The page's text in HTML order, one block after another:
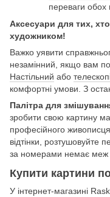
переваги обох
Аксесуари для тих,
художником!
Важко уявити
незамінний, якщо вам
Настільний або
комфортні умови. З
Палітра для
зробити свою картину
професійного
відтінки, розтушовуйте
за номерами немає меж
Купити картини
У інтернет-магазині